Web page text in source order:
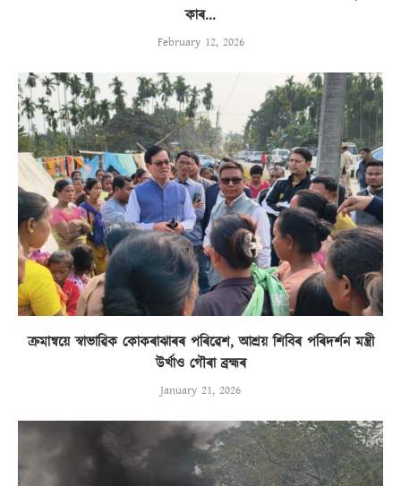
কাৰ...
February 12, 2026
ক্ৰমান্বয়ে স্বাভাৱিক কোকৰাঝাৰৰ পৰিৱেশ, আশ্ৰয় শিবিৰ পৰিদৰ্শন মন্ত্ৰী
উৰ্খাও গৌৰা ব্ৰহ্মৰ
January 21, 2026